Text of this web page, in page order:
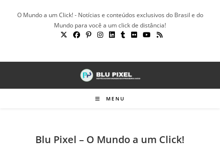
O Mundo a um Click! - Notícias e conteúdos exclusivos do Brasil e do
Mundo para você a um click de distância!
MENU
Blu Pixel – O Mundo a um Click!